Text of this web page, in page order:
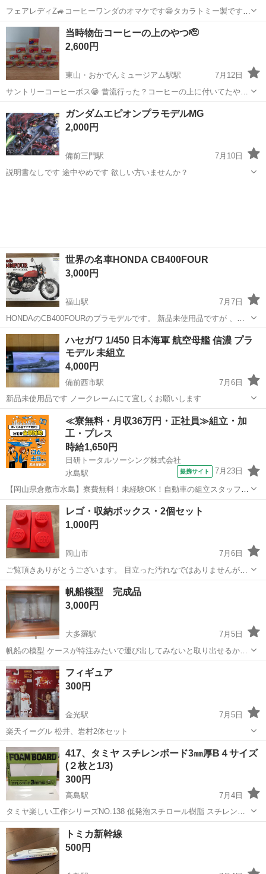
フェアレディZ🚙コーヒーワンダのオマケです😁タカラトミー製です👍
30z.3台。31z.2台。です🙇 一つ300円計算です。
岡山 岡山市 東山・おかでんミュージアム駅駅
模型、プラモデル 缶コーヒー
当時物缶コーヒーの上のやつ🫡
2,600円
東山・おかでんミュージアム駅駅
7月12日
サントリーコーヒーボス😁 昔流行った？コーヒーの上に付いてたやつ
です👀 13台有ります🚙 一つ200円計算です。なかなか出てこないと思
います。 好きな、方いかがでしょうか😁
東山・おかでんミュージアム駅駅
模型、プラモデル 缶コーヒー
ガンダムエピオンプラモデルMG
2,000円
備前三門駅
7月10日
説明書なしです 途中やめです 欲しい方いませんか？
世界の名車HONDA CB400FOUR
3,000円
福山駅
7月7日
HONDAのCB400FOURのプラモデルです。 新品未使用品ですが 、自
宅保管品ですので外箱等に多少のスレがあるかもしれません。 他サイ
トにも出品しておりますので、早期終了する場合があります❗ 3Nでお
願いします。 ...
岡山 笠岡市 福山駅 模型、プラモデル CB400
ハセガワ 1/450 日本海軍 航空母艦 信濃 プラ
モデル 未組立
4,000円
備前西市駅
7月6日
新品未使用品です ノークレームにて宜しくお願いします
岡山 岡山市 備前西市駅 模型、プラモデル
≪寮無料・月収36万円・正社員≫組立・加
工・プレス
時給1,650円
日研トータルソーシング株式会社
水島駅
提携サイト 7月23日
【岡山県倉敷市水島】寮費無料！未経験OK！自動車の組立スタッフ
《お仕事No.NS0089》 お仕事について 車の組立作業です。専用レール
に乗って流れてくる車の骨組みに、車内外の各部品・ハンドル・足回
り・ドア・シートなどの各...
岡山 倉敷市 水島駅 その他
レゴ・収納ボックス・2個セット
1,000円
岡山市
7月6日
ご覧頂きありがとうございます。 目立った汚れなではありませんが中
古品の為ご理解ある方のみお願いします。
岡山 岡山市 模型、プラモデル
帆船模型 完成品
3,000円
大多羅駅
7月5日
帆船の模型 ケースが特注みたいで運び出してみないと取り出せるかは
わかりません。 なので本体サイズはわからないのでケースのサイズを
参考にお願いします。 ケースサイズ 高さ92cm 横幅132.5cm 奥行
64cm この商品...
岡山 岡山市 大多羅駅
フィギュア
300円
金光駅
7月5日
楽天イーグル 松井、岩村2体セット
岡山 浅口市 金光駅 模型、プラモデル 楽天
417、タミヤ スチレンボード3㎜厚B４サイズ
(２枚と1/3)
300円
高島駅
7月4日
タミヤ楽しい工作シリーズNO.138 低発泡スチロール樹脂 スチレンボ
ード３㎜厚B４サイズ(２枚と1/3枚) ⚪︎サイズ：約横364㎜ × 縦257㎜ ⚪︎
岡山 岡山市 高島駅 模型、プラモデル
トミカ新幹線
500円